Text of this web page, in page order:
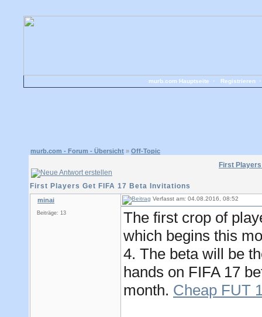
murb.com Hauptseite Registrieren
murb.com - Forum - Übersicht » Off-Topic
First
First Players Get FIFA 17 Beta Invitations
minai
Beiträge: 13
Verfasst am: 04.08.2016, 08:52
The first crop of
which begins this
4. The beta will be
hands on FIFA 17
month. Cheap FUT